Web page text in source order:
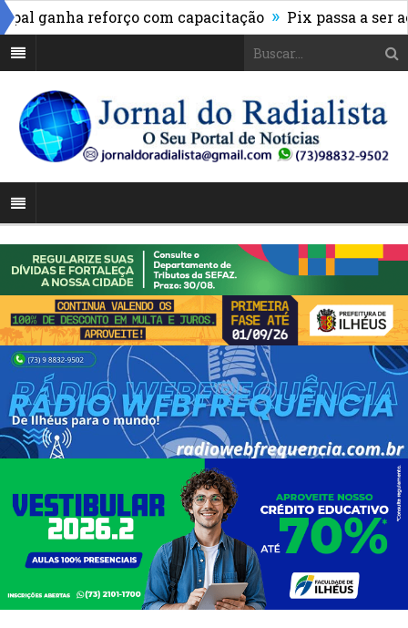
reforço com capacitação » Pix passa a ser